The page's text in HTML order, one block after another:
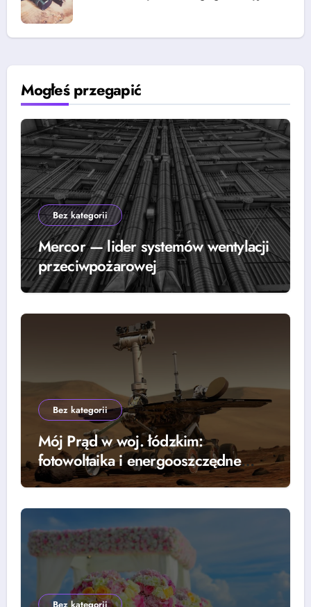
Mogłeś przegapić
Bez kategorii
Mercor — lider systemów wentylacji
przeciwpożarowej
Bez kategorii
Mój Prąd w woj. łódzkim:
fotowoltaika i energooszczędne
rozwiązania — grzejniki, pompy